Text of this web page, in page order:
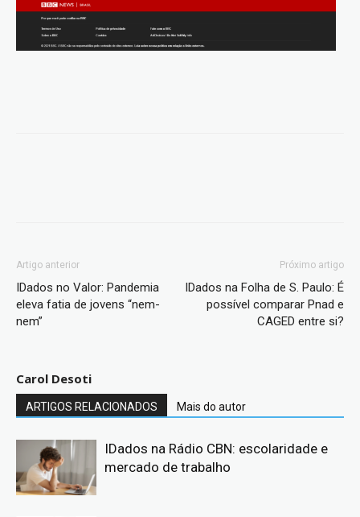
Artigo anterior
IDados no Valor: Pandemia
eleva fatia de jovens “nem-
nem”
Próximo artigo
IDados na Folha de S. Paulo: É
possível comparar Pnad e
CAGED entre si?
Carol Desoti
ARTIGOS RELACIONADOS Mais do autor
IDados na Rádio CBN: escolaridade e
mercado de trabalho